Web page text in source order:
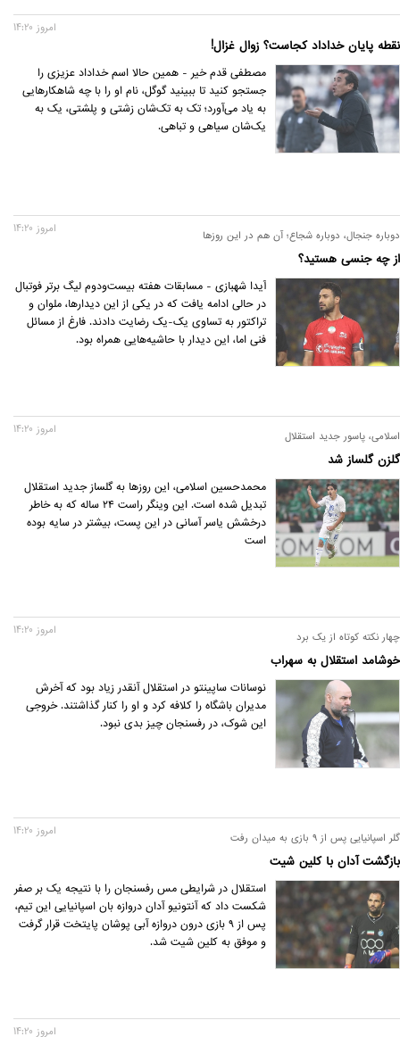
نقطه پایان خداداد کجاست؟ زوال غزال!
امروز 14:20
مصطفی قدم خیر - همین حالا اسم خداداد عزیزی را
جستجو کنید تا ببینید گوگل، نام او را با چه شاهکارهایی
به یاد می‌آورد؛ تک به تک‌شان زشتی و پلشتی، یک به
یک‌شان سیاهی و تباهی.
دوباره جنجال، دوباره شجاع؛ آن هم در این روزها
از چه جنسی هستید؟
امروز 14:20
آیدا شهبازی - مسابقات هفته بیست‌ودوم لیگ برتر فوتبال
در حالی ادامه یافت که در یکی از این دیدارها، ملوان و
تراکتور به تساوی یک-یک رضایت دادند. فارغ از مسائل
فنی اما، این دیدار با حاشیه‌هایی همراه بود.
اسلامی، پاسور جدید استقلال
گلزن گلساز شد
امروز 14:20
محمدحسین اسلامی، این روزها به گلساز جدید استقلال
تبدیل شده است. این وینگر راست ۲۴ ساله که به خاطر
درخشش یاسر آسانی در این پست، بیشتر در سایه بوده
است
چهار نکته کوتاه از یک برد
خوشامد استقلال به سهراب
امروز 14:20
نوسانات ساپینتو در استقلال آنقدر زیاد بود که آخرش
مدیران باشگاه را کلافه کرد و او را کنار گذاشتند. خروجی
این شوک، در رفسنجان چیز بدی نبود.
گلر اسپانیایی پس از ۹ بازی به میدان رفت
بازگشت آدان با کلین شیت
امروز 14:20
استقلال در شرایطی مس رفسنجان را با نتیجه یک بر صفر
شکست داد که آنتونیو آدان دروازه بان اسپانیایی این تیم،
پس از ۹ بازی درون دروازه آبی پوشان پایتخت قرار گرفت
و موفق به کلین شیت شد.‌
امروز 14:20